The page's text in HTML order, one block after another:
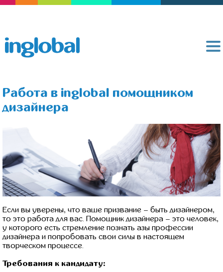
Работа в inglobal помощником
дизайнера
Если вы уверены, что ваше призвание – быть дизайнером,
то это работа для вас. Помощник дизайнера – это человек,
у которого есть стремление познать азы профессии
дизайнера и попробовать свои силы в настоящем
творческом процессе.
Требования к кандидату: